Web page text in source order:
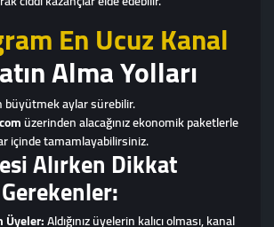
En Ucuz Kanal
Alma Yolları
büyütmek aylar sürebilir.
üzerinden alacağınız ekonomik paketlerle
içinde tamamlayabilirsiniz.
Alırken Dikkat
Üyeler:Aldığınız üyelerin kalıcı olması, kanal